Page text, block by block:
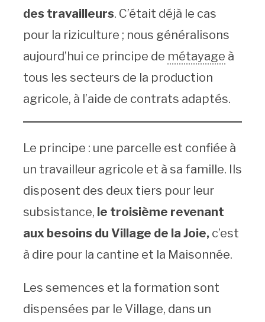
des travailleurs. C’était déjà le cas
pour la riziculture ; nous généralisons
aujourd’hui ce principe de métayage à
tous les secteurs de la production
agricole, à l’aide de contrats adaptés.
Le principe : une parcelle est confiée à
un travailleur agricole et à sa famille. Ils
disposent des deux tiers pour leur
subsistance, le troisième revenant
aux besoins du Village de la Joie, c’est
à dire pour la cantine et la Maisonnée.
Les semences et la formation sont
dispensées par le Village, dans un